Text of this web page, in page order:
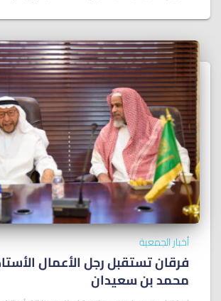
أخبار الجمعية
فرقان تستقبل رجل الأعمال
ﻣﺤﻤﺪ ﺑﻦ ﺳﻌﻴﺪان